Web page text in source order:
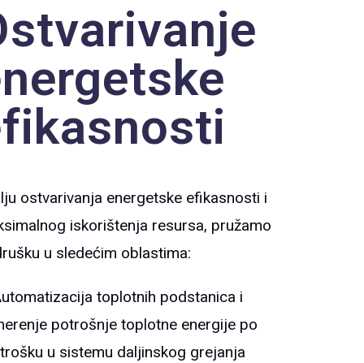
ostvarivanja energetske efikasnosti i
iskorištenja resursa, pružamo
u sledećim oblastima:
toplotnih podstanica i
potrošnje toplotne energije po
u sistemu daljinskog grejanja